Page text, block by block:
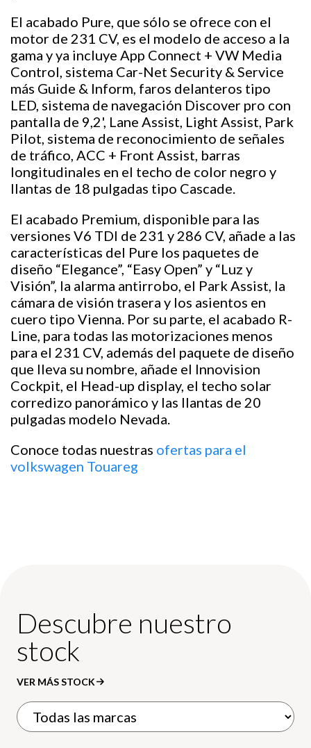
El acabado Pure, que sólo se ofrece con el
motor de 231 CV, es el modelo de acceso a la
gama y ya incluye App Connect + VW Media
Control, sistema Car-Net Security & Service
más Guide & Inform, faros delanteros tipo
LED, sistema de navegación Discover pro con
pantalla de 9,2', Lane Assist, Light Assist, Park
Pilot, sistema de reconocimiento de señales
de tráfico, ACC + Front Assist, barras
longitudinales en el techo de color negro y
llantas de 18 pulgadas tipo Cascade.
El acabado Premium, disponible para las
versiones V6 TDI de 231 y 286 CV, añade a las
características del Pure los paquetes de
diseño “Elegance”, “Easy Open” y “Luz y
Visión”, la alarma antirrobo, el Park Assist, la
cámara de visión trasera y los asientos en
cuero tipo Vienna. Por su parte, el acabado R-
Line, para todas las motorizaciones menos
para el 231 CV, además del paquete de diseño
que lleva su nombre, añade el Innovision
Cockpit, el Head-up display, el techo solar
corredizo panorámico y las llantas de 20
pulgadas modelo Nevada.
Conoce todas nuestras ofertas para el
volkswagen Touareg
Descubre nuestro
stock
VER MÁS STOCK